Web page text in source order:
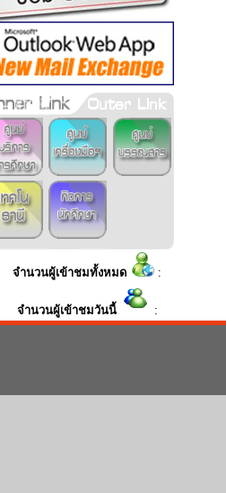
จำนวนผู้เข้าชมทั้งหมด :
จำนวนผู้เข้าชมวันนี้ :